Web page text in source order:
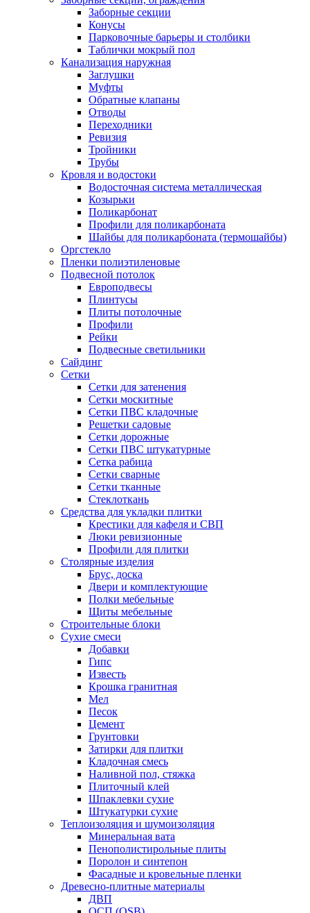
Заборные секции
Конусы
Парковочные барьеры и столбики
Таблички мокрый пол
Канализация наружная
Заглушки
Муфты
Обратные клапаны
Отводы
Переходники
Ревизия
Тройники
Трубы
Кровля и водостоки
Водосточная система металлическая
Козырьки
Поликарбонат
Профили для поликарбоната
Шайбы для поликарбоната (термошайбы)
Оргстекло
Пленки полиэтиленовые
Подвесной потолок
Европодвесы
Плинтусы
Плиты потолочные
Профили
Рейки
Подвесные светильники
Сайдинг
Сетки
Сетки для затенения
Сетки москитные
Сетки ПВС кладочные
Решетки садовые
Сетки дорожные
Сетки ПВС штукатурные
Сетка рабица
Сетки сварные
Сетки тканные
Стеклоткань
Средства для укладки плитки
Крестики для кафеля и СВП
Люки ревизионные
Профили для плитки
Столярные изделия
Брус, доска
Двери и комплектующие
Полки мебельные
Щиты мебельные
Строительные блоки
Сухие смеси
Добавки
Гипс
Известь
Крошка гранитная
Мел
Песок
Цемент
Грунтовки
Затирки для плитки
Кладочная смесь
Наливной пол, стяжка
Плиточный клей
Шпаклевки сухие
Штукатурки сухие
Теплоизоляция и шумоизоляция
Минеральная вата
Пенополистирольные плиты
Поролон и синтепон
Фасадные и кровельные пленки
Древесно-плитные материалы
ДВП